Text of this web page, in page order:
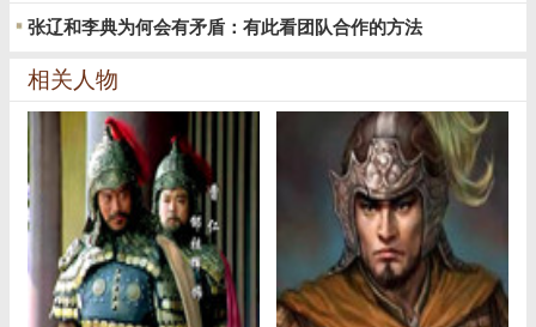
张辽和李典为何会有矛盾：有此看团队合作的方法
相关人物